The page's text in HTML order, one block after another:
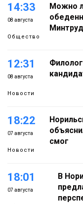
14:33
08 августа
Общество
Можно
12:31
08 августа
Новости
18:22
07 августа
Новости
смог
18:01
07 августа
В